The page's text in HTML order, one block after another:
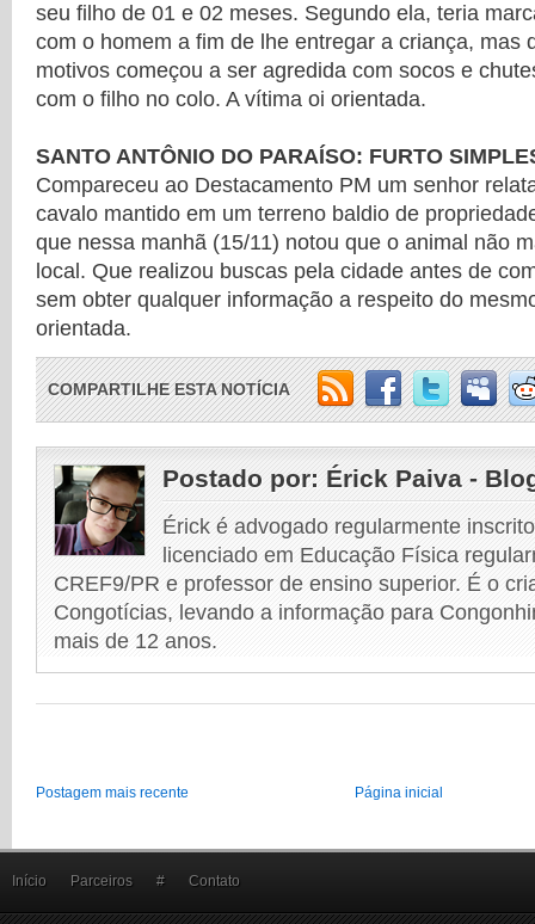
seu filho de 01 e 02 meses. Segundo ela, teria
com o homem a fim de lhe entregar a criança, mas
motivos começou a ser agredida com socos e
com o filho no colo. A vítima oi orientada.
SANTO ANTÔNIO DO PARAÍSO: FURTO
Compareceu ao Destacamento PM um senhor
cavalo mantido em um terreno baldio de
que nessa manhã (15/11) notou que o animal não
local. Que realizou buscas pela cidade antes de
sem obter qualquer informação a respeito do
orientada.
COMPARTILHE ESTA NOTÍCIA
Postado por: Érick Paiva -
Érick é advogado regularmente
licenciado em Educação Física
CREF9/PR e professor de ensino superior. É o
Congotícias, levando a informação para
mais de 12 anos.
Postagem mais recente Página inicial
Início Parceiros # Contato